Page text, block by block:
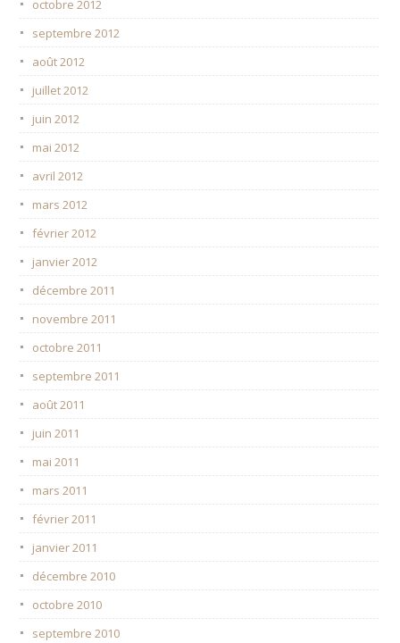
octobre 2012
septembre 2012
août 2012
juillet 2012
juin 2012
mai 2012
avril 2012
mars 2012
février 2012
janvier 2012
décembre 2011
novembre 2011
octobre 2011
septembre 2011
août 2011
juin 2011
mai 2011
mars 2011
février 2011
janvier 2011
décembre 2010
octobre 2010
septembre 2010